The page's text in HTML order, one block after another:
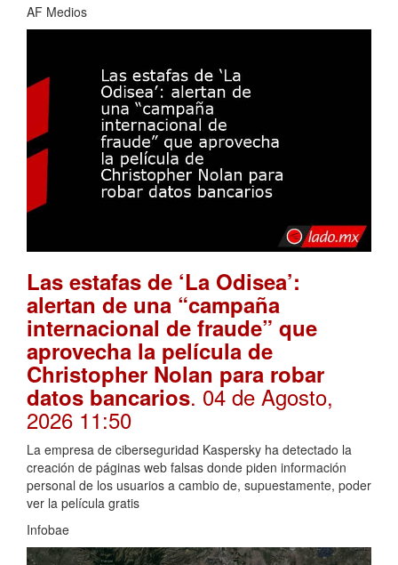
AF Medios
Las estafas de ‘La Odisea’:
alertan de una “campaña
internacional de fraude” que
aprovecha la película de
Christopher Nolan para robar
datos bancarios. 04 de Agosto,
2026 11:50
La empresa de ciberseguridad Kaspersky ha detectado la
creación de páginas web falsas donde piden información
personal de los usuarios a cambio de, supuestamente, poder
ver la película gratis
Infobae